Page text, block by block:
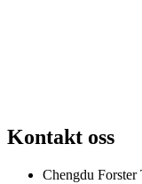
Kontakt oss
Chengdu